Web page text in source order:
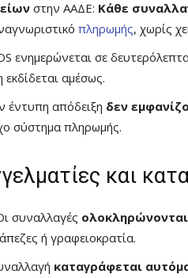
στην ΑΑΔΕ: Κάθε
πληρωμής, χωρίς
ενημερώνεται σε
αμέσως.
έντυπη απόδειξη δεν
σύστημα πληρωμής.
και
συναλλαγές
ή γραφειοκρατία.
καταγράφεται